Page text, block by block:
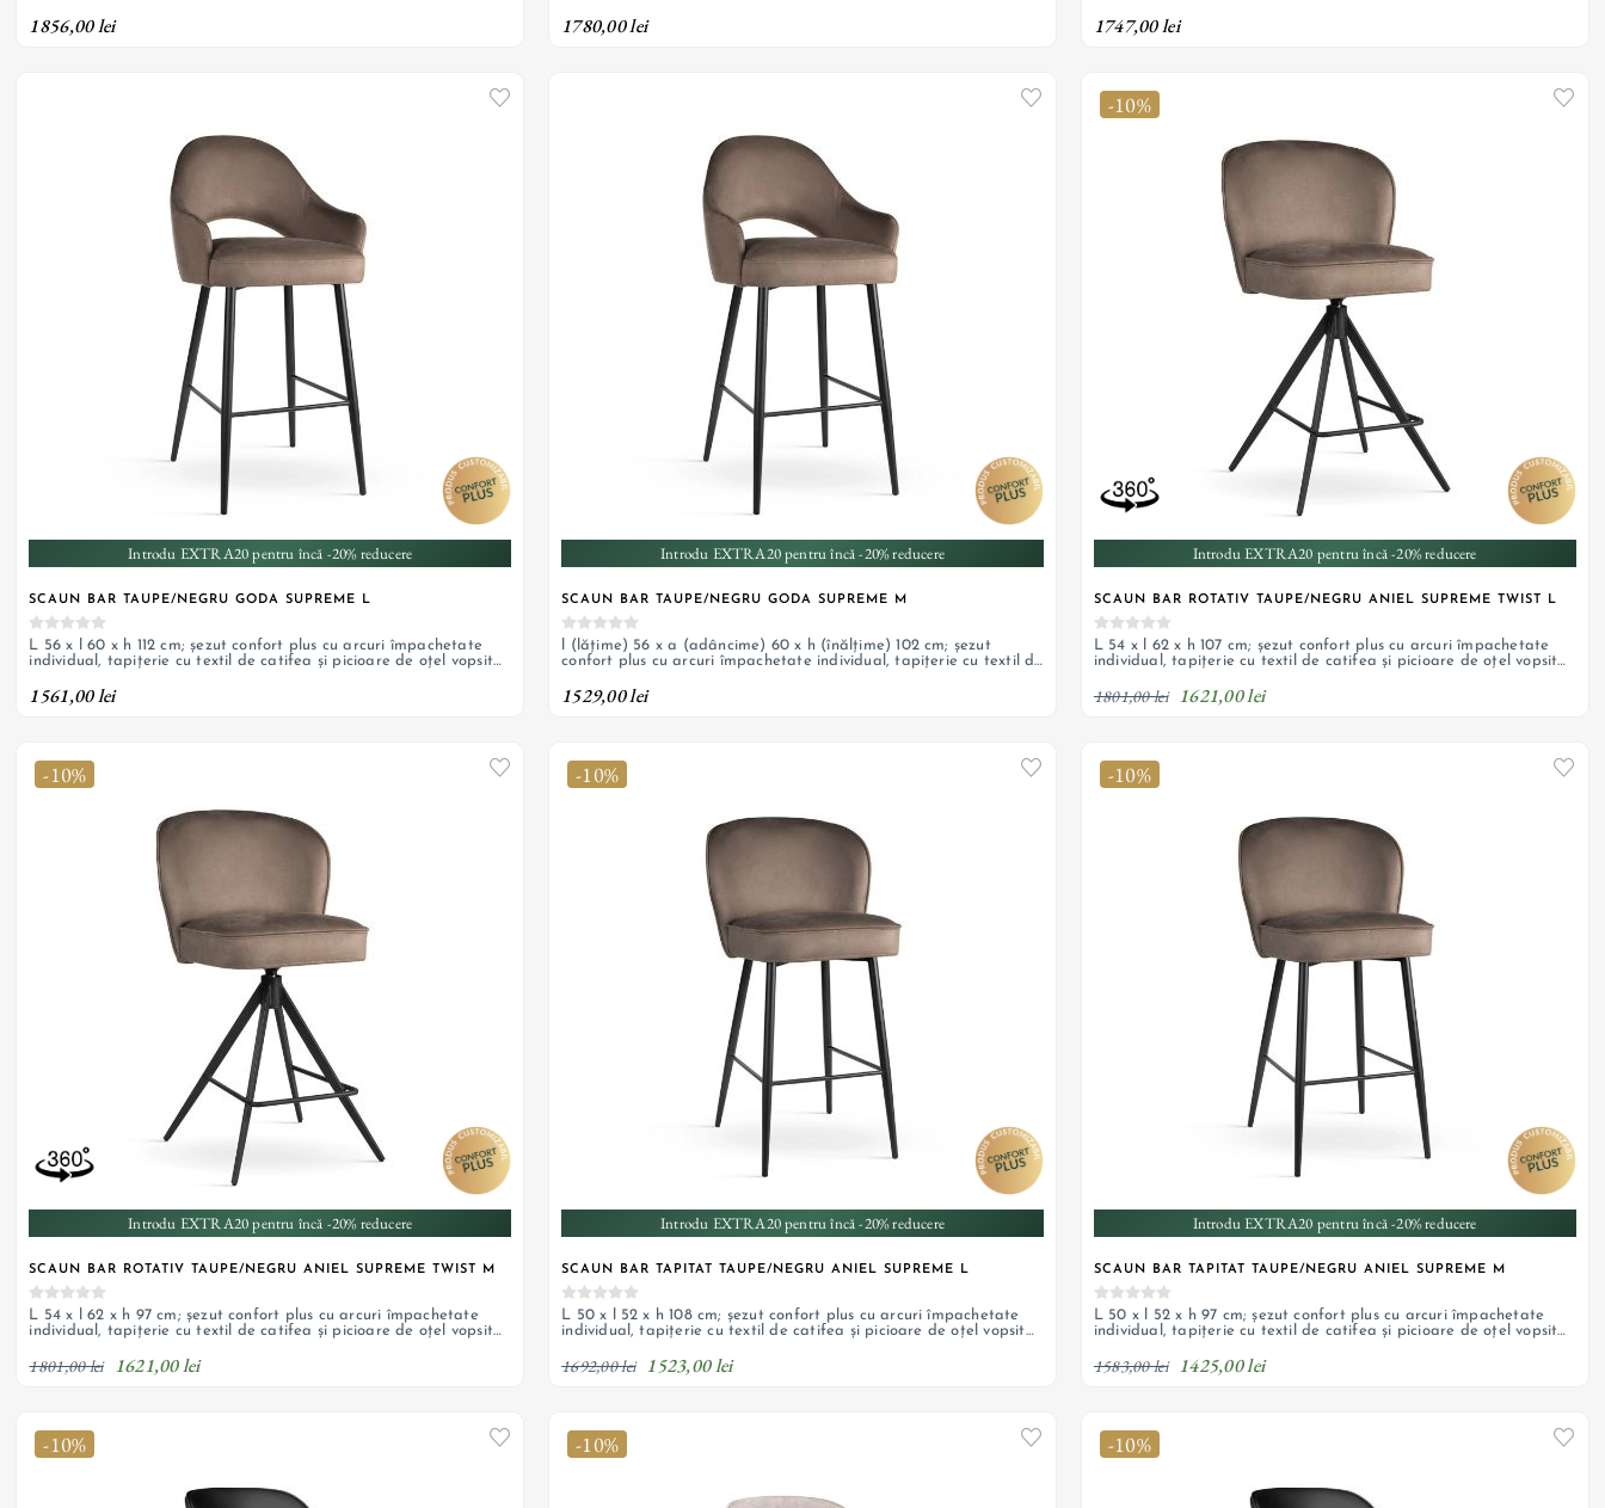
1856,00 lei 1780,00 lei 1747,00 lei
Introdu EXTRA20 pentru încă -20% reducere
SCAUN BAR TAUPE/NEGRU GODA SUPREME L
L 56 x l 60 x h 112 cm; șezut confort plus cu arcuri împachetate
individual, tapițerie cu textil de catifea și picioare de oțel vopsit
1561,00 lei
Introdu EXTRA20 pentru încă -20% reducere
SCAUN BAR TAUPE/NEGRU GODA SUPREME M
l (lățime) 56 x a (adâncime) 60 x h (înălțime) 102 cm; șezut
confort plus cu arcuri împachetate individual, tapițerie cu textil de
1529,00 lei
-10%
Introdu EXTRA20 pentru încă -20% reducere
SCAUN BAR ROTATIV TAUPE/NEGRU ANIEL SUPREME TWIST L
L 54 x l 62 x h 107 cm; șezut confort plus cu arcuri împachetate
individual, tapițerie cu textil de catifea și picioare de oțel vopsit
1801,00 lei 1621,00 lei
-10%
Introdu EXTRA20 pentru încă -20% reducere
SCAUN BAR ROTATIV TAUPE/NEGRU ANIEL SUPREME TWIST M
L 54 x l 62 x h 97 cm; șezut confort plus cu arcuri împachetate
individual, tapițerie cu textil de catifea și picioare de oțel vopsit
1801,00 lei 1621,00 lei
-10%
Introdu EXTRA20 pentru încă -20% reducere
SCAUN BAR TAPITAT TAUPE/NEGRU ANIEL SUPREME L
L 50 x l 52 x h 108 cm; șezut confort plus cu arcuri împachetate
individual, tapițerie cu textil de catifea și picioare de oțel vopsit
1692,00 lei 1523,00 lei
-10%
Introdu EXTRA20 pentru încă -20% reducere
SCAUN BAR TAPITAT TAUPE/NEGRU ANIEL SUPREME M
L 50 x l 52 x h 97 cm; șezut confort plus cu arcuri împachetate
individual, tapițerie cu textil de catifea și picioare de oțel vopsit
1583,00 lei 1425,00 lei
-10% -10% -10%